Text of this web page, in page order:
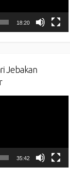
18:20
Jebakan
35:42